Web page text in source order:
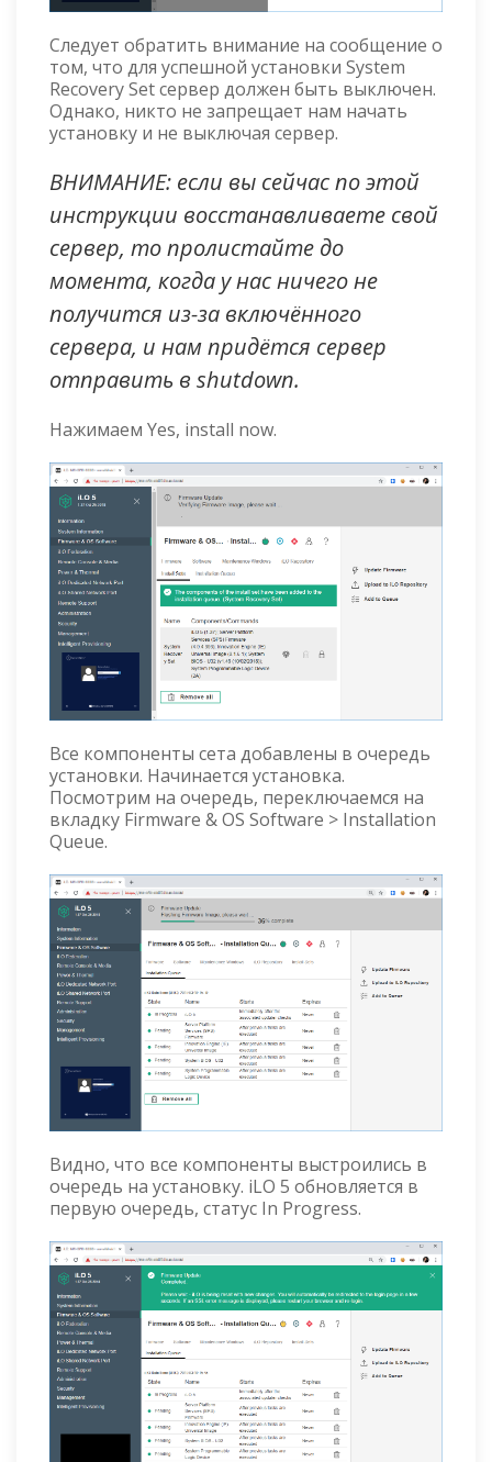
Следует обратить внимание на сообщение о
том, что для успешной установки System
Recovery Set сервер должен быть выключен.
Однако, никто не запрещает нам начать
установку и не выключая сервер.
ВНИМАНИЕ: если вы сейчас по этой
инструкции восстанавливаете свой
сервер, то пролистайте до
момента, когда у нас ничего не
получится из-за включённого
сервера, и нам придётся сервер
отправить в shutdown.
Нажимаем Yes, install now.
Все компоненты сета добавлены в очередь
установки. Начинается установка.
Посмотрим на очередь, переключаемся на
вкладку Firmware & OS Software > Installation
Queue.
Видно, что все компоненты выстроились в
очередь на установку. iLO 5 обновляется в
первую очередь, статус In Progress.